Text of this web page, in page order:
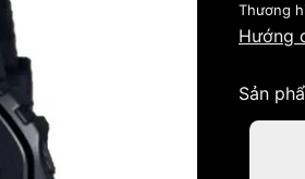
Thương
Hướng
Sản